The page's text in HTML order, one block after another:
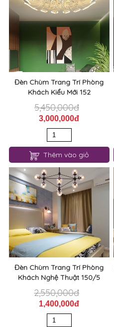
Đèn Chùm Trang Trí Phòng
Khách Kiểu Mới 152
5,450,000đ
3,000,000đ
Thêm vào giỏ
Đèn Chùm Trang Trí Phòng
Khách Nghệ Thuật 150/5
2,550,000đ
1,400,000đ